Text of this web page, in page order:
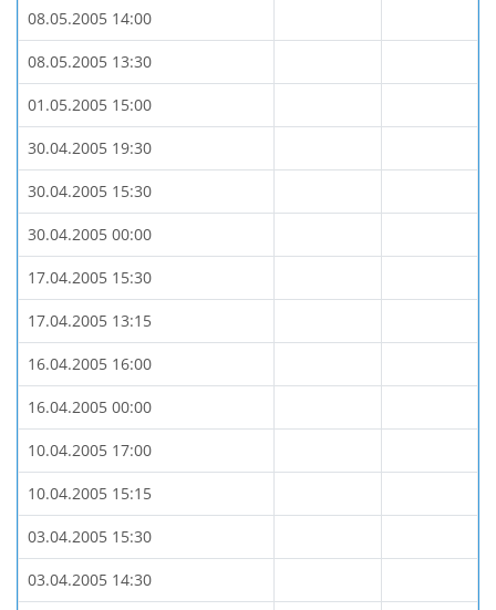
08.05.2005 14:00
08.05.2005 13:30
01.05.2005 15:00
30.04.2005 19:30
30.04.2005 15:30
30.04.2005 00:00
17.04.2005 15:30
17.04.2005 13:15
16.04.2005 16:00
16.04.2005 00:00
10.04.2005 17:00
10.04.2005 15:15
03.04.2005 15:30
03.04.2005 14:30